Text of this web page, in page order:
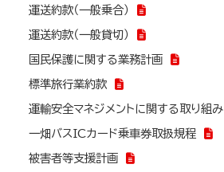
運送約款（一般乗合）
運送約款（一般貸切）
国民保護に関する業務計画
標準旅行業約款
運輸安全マネジメントに関する取り組み
一畑バスICカード乗車券取扱規程
被害者等支援計画